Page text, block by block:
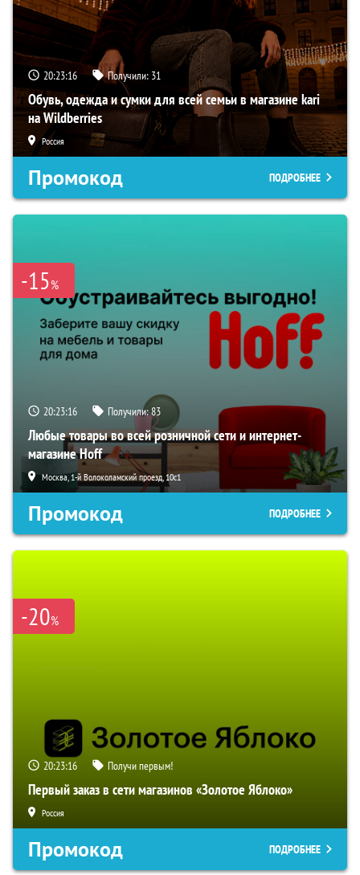
20:23:14 Получили: 31
Обувь, одежда и сумки для всей семьи в магазине kari
на Wildberries
Россия
Промокод ПОДРОБНЕЕ
-15%
20:23:14 Получили:83
Любые товары во всей розничной сети и интернет-
магазине Hoff
Москва, 1-й Волоколамский проезд, 10с1
Промокод ПОДРОБНЕЕ
-20%
20:23:14 Получи первым!
Первый заказ в сети магазинов «Золотое Яблоко»
Россия
Промокод ПОДРОБНЕЕ